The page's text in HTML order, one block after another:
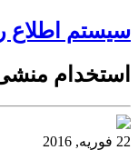
سیستم اطلاع
استخدام
22 فوریه, 2016